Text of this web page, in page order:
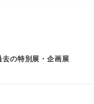
去の特別展・企画展